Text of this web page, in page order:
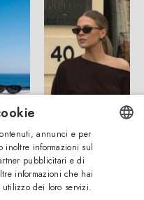
ENGLISH
ITALIAN
annunci e per
inoltre informazioni sul
pubblicitari e di
informazioni che hai
dei loro servizi.